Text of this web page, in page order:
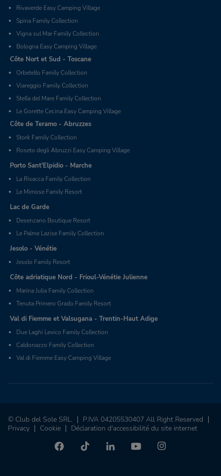
Rivaverde Easy Camping Village
Spina Family Collection
Vigna sul Mar Family Collection
Bologna Easy Camping Village
Côte Nort et Sud - Toscane
Orbetello Family Collection
Viareggio Family Collection
Stella del Mare Family Collection
Le Gorette Cecina Easy Camping Village
Côte de Teramo - Abruzzes
Stork Family Collection
Roseto degli Abruzzi Easy Camping Village
Porto Sant'Elpidio - Marche
La Risacca Family Collection
Le Mimose Family Resort
Lac de Garde
Desenzano Boutique Resort
Le Palme Lazise Family Collection
Jesolo - Vénétie
Jesolo Family Resort
Côte adriatique Nord - Frioul-Vénétie Julienne
Marina Julia Family Collection
Tenuta Primero Grado Family Resort
Val di Fiemme et Valsugana - Trentin-Haut Adige
Due Laghi Levico Family Collection
Caldonazzo Family Collection
Val di Fiemme Easy Camping Village
© Club del Sole SRL.
P.IVA 04205530407 All Right Reserved
Privacy
Cookie Déclaration d'accessibilité du site internet